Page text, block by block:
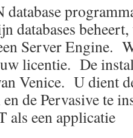
databases
Server Engine.
licentie. De
Venice. U dient
de Pervasive te
als een applicatie